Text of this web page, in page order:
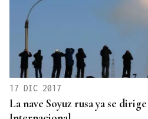
17 DIC 2017
La nave Soyuz rusa ya se